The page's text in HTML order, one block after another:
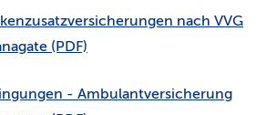
nach VVG
(PDF)
- Ambulantversicherung